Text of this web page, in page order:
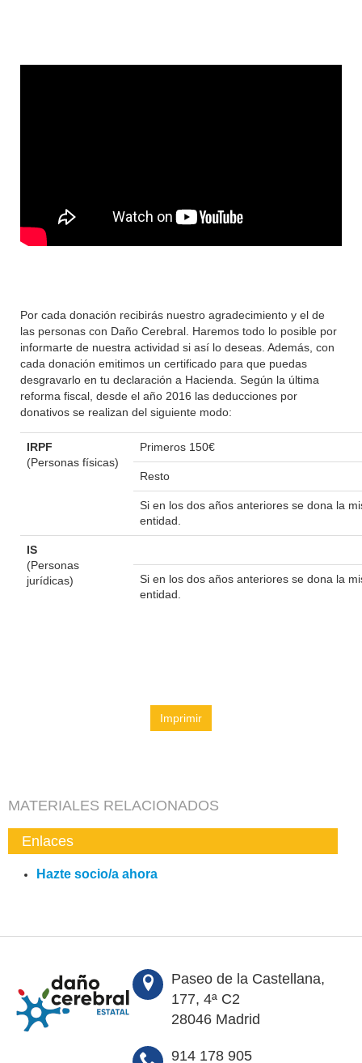
Por cada donación recibirás nuestro agradecimiento y el de
las personas con Daño Cerebral. Haremos todo lo posible por
informarte de nuestra actividad si así lo deseas. Además, con
cada donación emitimos un certificado para que puedas
desgravarlo en tu declaración a Hacienda. Según la última
reforma fiscal, desde el año 2016 las deducciones por
donativos se realizan del siguiente modo:
IRPF
(Personas físicas)
Primeros 150€
Resto
Si en los dos años anteriores se dona la
entidad.
IS
(Personas
jurídicas)
Si en los dos años anteriores se dona la
entidad.
Imprimir
MATERIALES RELACIONADOS
Enlaces
Hazte socio/a ahora
Paseo de la Castellana,
177, 4ª C2
28046 Madrid
914 178 905